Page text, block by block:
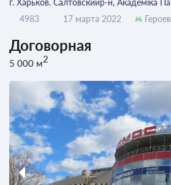
г. Харьков. Салтовскийр-н, Академіка
4983
17 марта 2022
Договорная
5 000 м2